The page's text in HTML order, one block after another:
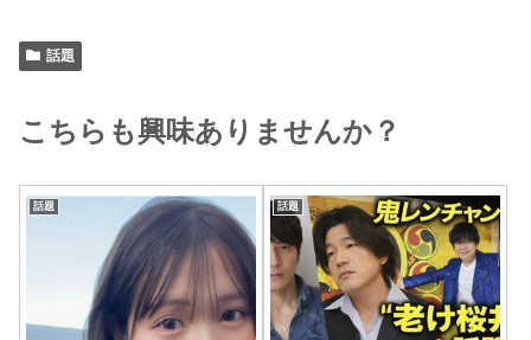
話題
こちらも興味ありませんか？
話題 話題